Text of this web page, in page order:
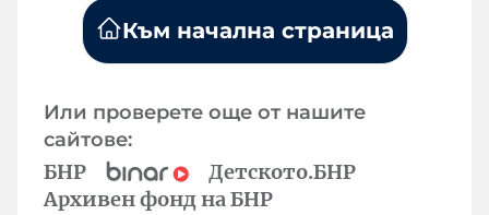
Към начална страница
Или проверете още от нашите
сайтове:
БНР
Детското.БНР
Архивен фонд на БНР